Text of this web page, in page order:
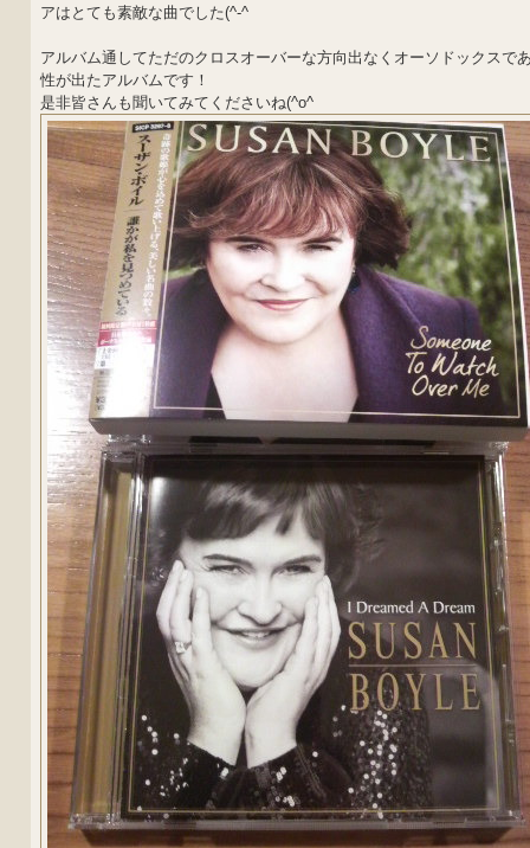
アはとても素敵な曲でした(^-^ゞ
アルバム通してただのクロスオーバーな方向出なくオーソドックスで
性が出たアルバムです！
是非皆さんも聞いてみてくださいね(^o^ゞ